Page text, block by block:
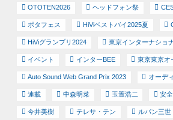
OTOTEN2026 ヘッドフォン祭
ポタフェス HiViベストバイ2025夏
HiViグランプリ2024 東京インターナショ
イベント インターBEE 東京東京オ
Auto Sound Web Grand Prix 2023 オーデ
連載 中森明菜 玉置浩二 安
今井美樹 テレサ・テン ルパン三世